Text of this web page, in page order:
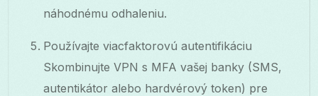
náhodnému odhaleniu.
Používajte viacfaktorovú autentifikáciu
Skombinujte VPN s MFA vašej banky (SMS,
autentikátor alebo hardvérový token) pre